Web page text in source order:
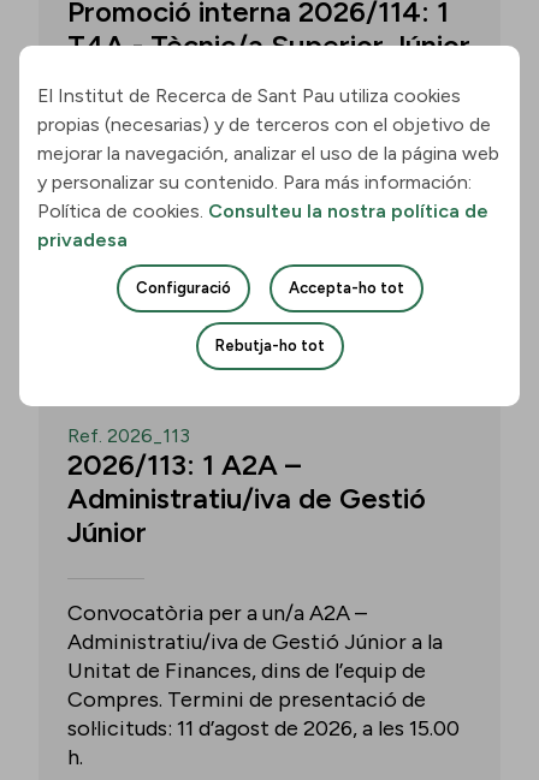
Promoció interna 2026/114: 1
T4A - Tècnic/a Superior Júnior
Convocatòria per a un/a T4A - Tècnic/a
Superior Júnior al grup Neurobiologia de
les Demències - Multilingual Aphasia &
Dementia Research Lab. Termini: 11
d’agost de 2026, 15.00 h.
Uneix-te
Ref. 2026_113
2026/113: 1 A2A –
Administratiu/iva de Gestió
Júnior
Convocatòria per a un/a A2A –
Administratiu/iva de Gestió Júnior a la
Unitat de Finances, dins de l’equip de
Compres. Termini de presentació de
sol·licituds: 11 d’agost de 2026, a les 15.00
h.
El Institut de Recerca de Sant Pau utiliza cookies
propias (necesarias) y de terceros con el objetivo de
mejorar la navegación, analizar el uso de la página web
y personalizar su contenido. Para más información:
Política de cookies. Consulteu la nostra política de
privadesa
Configuració Accepta-ho tot
Rebutja-ho tot